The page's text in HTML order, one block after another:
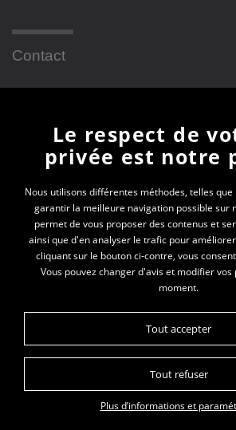
Contact
Newsletter
En vous inscrivant à la
toutes les actualités des PEP 01
Votre e-mail*
Politique de
Le respect de
privée est notre
Nous utilisons différentes méthodes, telles que
garantir la meilleure navigation possible sur
permet de vous proposer des contenus et
ainsi que d'en analyser le trafic pour
cliquant sur le bouton ci-contre, vous
Vous pouvez changer d'avis et modifier
moment.
Tout accepter
Tout refuser
Plus d’informations et